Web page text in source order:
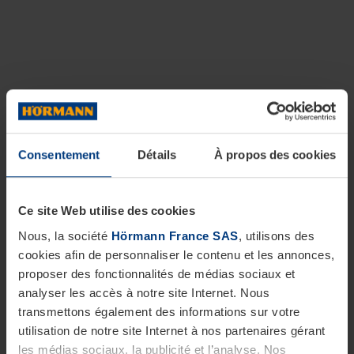
Consentement Détails À propos des cookies
Ce site Web utilise des cookies
Nous, la société Hörmann France SAS, utilisons des
cookies afin de personnaliser le contenu et les annonces,
proposer des fonctionnalités de médias sociaux et
analyser les accès à notre site Internet. Nous
transmettons également des informations sur votre
utilisation de notre site Internet à nos partenaires gérant
les médias sociaux, la publicité et l’analyse. Nos